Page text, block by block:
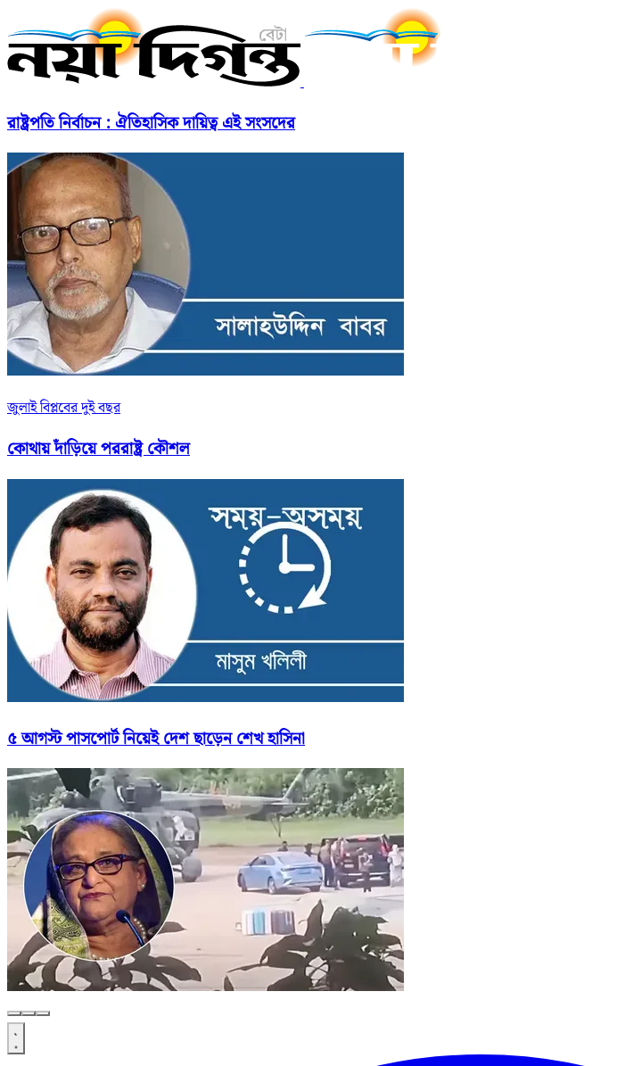
রাষ্ট্রপতি নির্বাচন : ঐতিহাসিক দায়িত্ব এই সংসদের
জুলাই বিপ্লবের দুই বছর
কোথায় দাঁড়িয়ে পররাষ্ট্র কৌশল
৫ আগস্ট পাসপোর্ট নিয়েই দেশ ছাড়েন শেখ হাসিনা